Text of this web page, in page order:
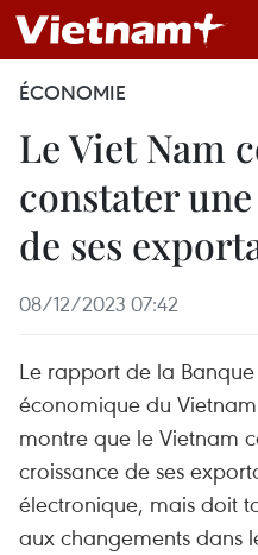
ÉCONOMIE
Le Viet Nam
constater
de ses
08/12/2023 07:42
Le rapport de la
économique du
montre que le Vietnam
croissance de ses
électronique, mais doit
aux changements dans